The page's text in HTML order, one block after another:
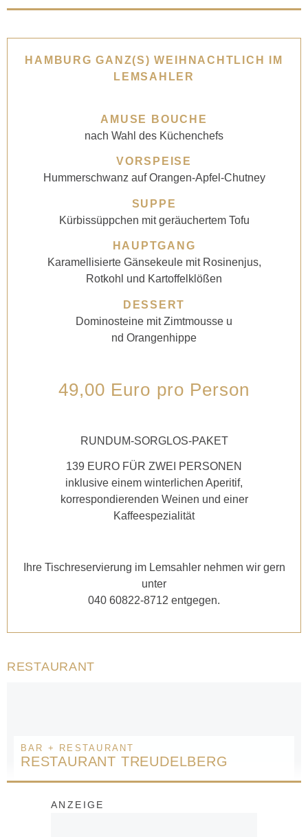
HAMBURG GANZ(S) WEIHNACHTLICH IM
LEMSAHLER
AMUSE BOUCHE
nach Wahl des Küchenchefs
VORSPEISE
Hummerschwanz auf Orangen-Apfel-Chutney
SUPPE
Kürbissüppchen mit geräuchertem Tofu
HAUPTGANG
Karamellisierte Gänsekeule mit Rosinenjus,
Rotkohl und Kartoffelklößen
DESSERT
Dominosteine mit Zimtmousse u
nd Orangenhippe
49,00 Euro pro Person
RUNDUM-SORGLOS-PAKET
139 EURO FÜR ZWEI PERSONEN
inklusive einem winterlichen Aperitif,
korrespondierenden Weinen und einer
Kaffeespezialität
Ihre Tischreservierung im Lemsahler nehmen wir gern
unter
040 60822-8712 entgegen.
RESTAURANT
BAR + RESTAURANT
RESTAURANT TREUDELBERG
ANZEIGE